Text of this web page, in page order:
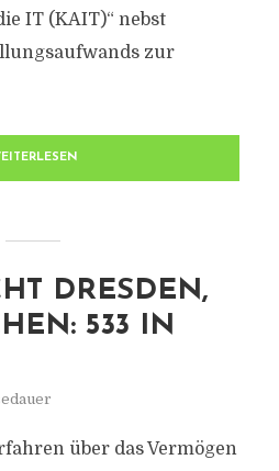
IT (KAIT)“ nebst
zur
DRESDEN,
533 IN
über das Vermögen